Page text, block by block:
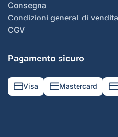
Consegna
Condizioni generali di vendita
CGV
Pagamento sicuro
Visa Mastercard